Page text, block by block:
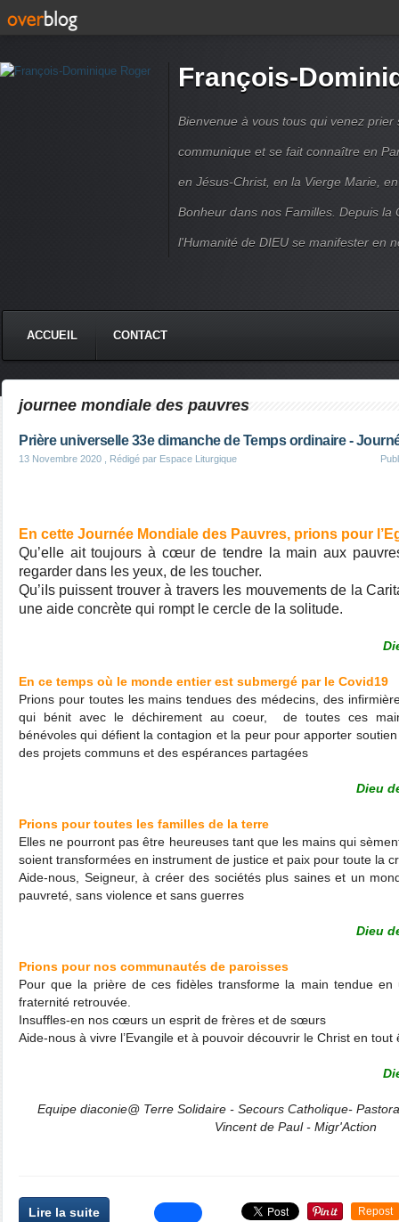
François-
Bienvenue à vous tous qui venez prier
communique et se fait connaître en
en Jésus-Christ, en la Vierge Marie,
Bonheur dans nos Familles. Depuis la
l'Humanité de DIEU se manifester en
ACCUEIL CONTACT
journee mondiale des pauvres
Prière universelle 33e dimanche de Temps ordinaire -
13 Novembre 2020 , Rédigé par Espace Liturgique
En cette Journée Mondiale des Pauvres, prions pour
Qu’elle ait toujours à cœur de tendre la main aux
regarder dans les yeux, de les toucher.
Qu’iIs puissent trouver à travers les mouvements de la
une aide concrète qui rompt le cercle de la solitude.
En ce temps où le monde entier est submergé par le Covid19
Prions pour toutes les mains tendues des médecins, des
qui bénit avec le déchirement au coeur, de toutes ces
bénévoles qui défient la contagion et la peur pour apporter
des projets communs et des espérances partagées
Dieu
Prions pour toutes les familles de la terre
Elles ne pourront pas être heureuses tant que les mains qui
soient transformées en instrument de justice et paix pour toute la
Aide-nous, Seigneur, à créer des sociétés plus saines et un
pauvreté, sans violence et sans guerres
Dieu
Prions pour nos communautés de paroisses
Pour que la prière de ces fidèles transforme la main tendue
fraternité retrouvée.
Insuffles-en nos cœurs un esprit de frères et de sœurs
Aide-nous à vivre l’Evangile et à pouvoir découvrir le Christ en tout
Equipe diaconie@ Terre Solidaire - Secours Catholique-
Vincent de Paul - Migr'Action
Lire la suite Repost